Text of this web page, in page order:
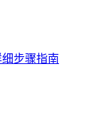
步骤指南